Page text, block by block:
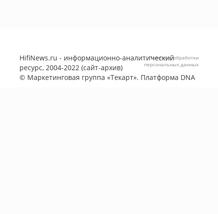
HifiNews.ru - информационно-аналитический
ресурс, 2004-2022 (сайт-архив)
© Маркетинговая группа «Текарт». Платформа DNA
Политика обработки
персональных данных